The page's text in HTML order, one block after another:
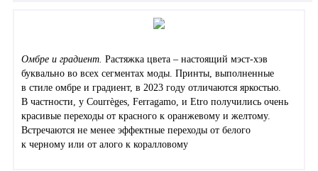
Омбре и градиент. Растяжка цвета – настоящий мэст-хэв
буквально во всех сегментах моды. Принты, выполненные
в стиле омбре и градиент, в 2023 году отличаются яркостью.
В частности, у Courrèges, Ferragamo, и Etro получились очень
красивые переходы от красного к оранжевому и желтому.
Встречаются не менее эффектные переходы от белого
к черному или от алого к коралловому